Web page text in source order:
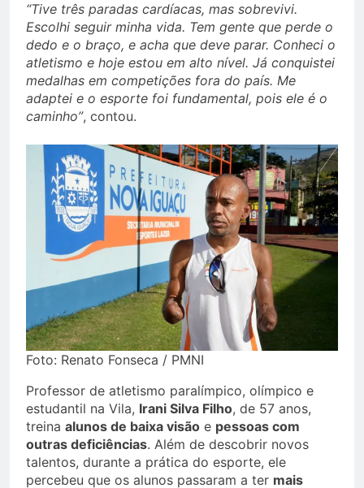
“Tive três paradas cardíacas, mas sobrevivi.
Escolhi seguir minha vida. Tem gente que perde o
dedo e o braço, e acha que deve parar. Conheci o
atletismo e hoje estou em alto nível. Já conquistei
medalhas em competições fora do país. Me
adaptei e o esporte foi fundamental, pois ele é o
caminho”, contou.
Foto: Renato Fonseca / PMNI
Professor de atletismo paralímpico, olímpico e
estudantil na Vila, Irani Silva Filho, de 57 anos,
treina alunos de baixa visão e pessoas com
outras deficiências. Além de descobrir novos
talentos, durante a prática do esporte, ele
percebeu que os alunos passaram a ter mais